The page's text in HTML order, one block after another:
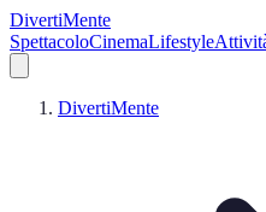
DivertiMente
SpettacoloCinemaLifestyle
DivertiMente